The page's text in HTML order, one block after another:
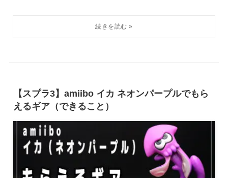
【スプラ3】amiibo イカ ネオンパープルでもら
えるギア（できること）